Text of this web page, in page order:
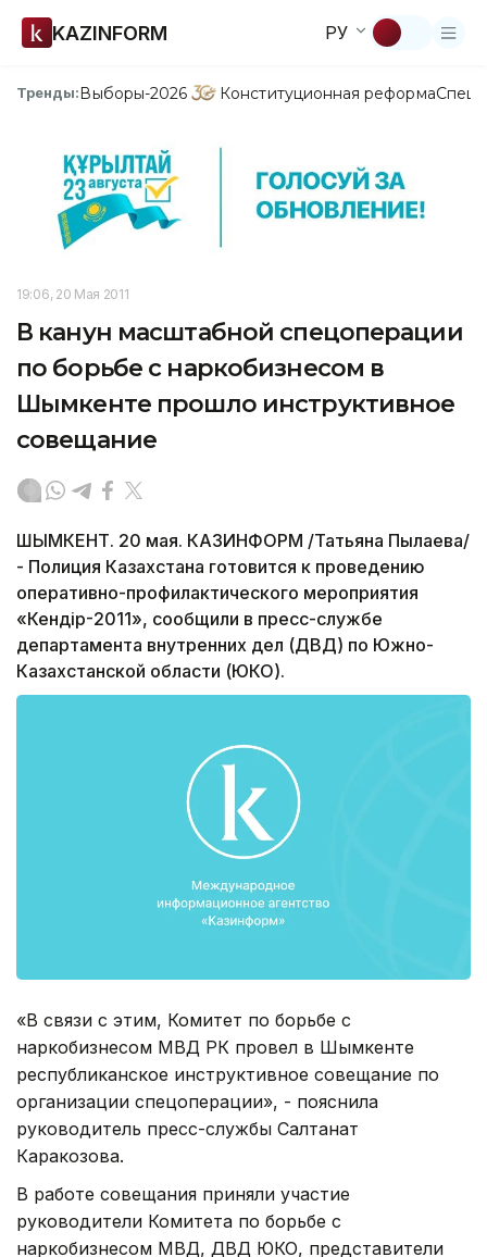
KAZINFORM РУ
Тренды:Выборы-2026 Конституционная реформа
19:06, 20 Мая 2011
В канун масштабной спецоперации
по борьбе с наркобизнесом в
Шымкенте прошло инструктивное
совещание
ШЫМКЕНТ. 20 мая. КАЗИНФОРМ /Татьяна Пылаева/
- Полиция Казахстана готовится к проведению
оперативно-профилактического мероприятия
«Кендір-2011», сообщили в пресс-службе
департамента внутренних дел (ДВД) по Южно-
Казахстанской области (ЮКО).
«В связи с этим, Комитет по борьбе с
наркобизнесом МВД РК провел в Шымкенте
республиканское инструктивное совещание по
организации спецоперации», - пояснила
руководитель пресс-службы Салтанат
Каракозова.
В работе совещания приняли участие
руководители Комитета по борьбе с
наркобизнесом МВД, ДВД ЮКО, представители